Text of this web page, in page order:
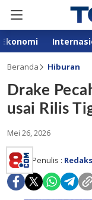
Ekonomi
Beranda Hiburan
Drake
usai Rilis
Mei 26, 2026
Penulis :